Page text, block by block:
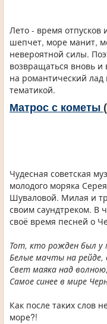
Лето - время
шепчет, море манит,
невероятной силы.
возвращаться вновь
на романтический
тематикой.
Матрос с кометы
Чудесная советская
молодого моряка
Шуваловой. Милая и
своим саундтреком. В
своё время песней о
Тот, кто рожден был у
Белые мачты на рейде,
Свет маяка над
Самое синее в мире
Как после таких слов
море?!